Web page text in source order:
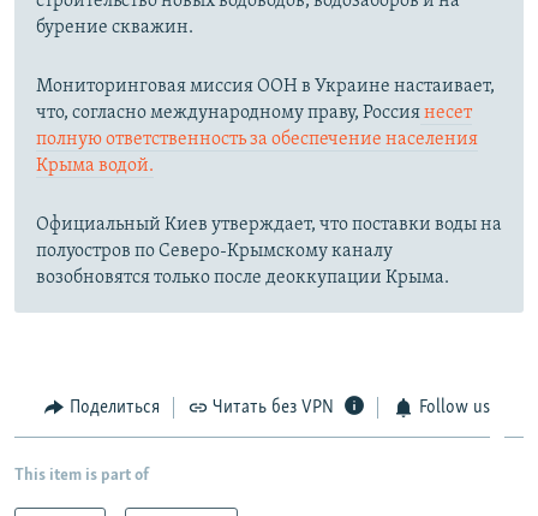
бурение скважин.
Мониторинговая миссия ООН в Украине настаивает,
что, согласно международному праву, Россиянесет
полную ответственность за обеспечение населения
Крыма водой.
Официальный Киев утверждает, что поставки воды на
полуостров по Северо-Крымскому каналу
возобновятся только после деоккупации Крыма.
Поделиться Читать без VPN Follow us
This item is part of